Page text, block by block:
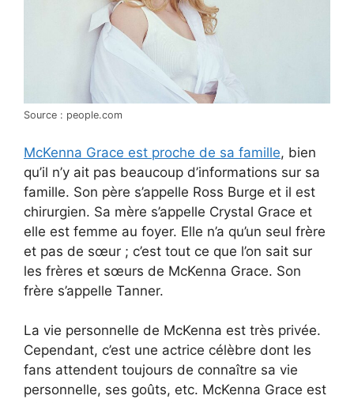
Source : people.com
McKenna Grace est proche de sa famille, bien
qu’il n’y ait pas beaucoup d’informations sur sa
famille. Son père s’appelle Ross Burge et il est
chirurgien. Sa mère s’appelle Crystal Grace et
elle est femme au foyer. Elle n’a qu’un seul frère
et pas de sœur ; c’est tout ce que l’on sait sur
les frères et sœurs de McKenna Grace. Son
frère s’appelle Tanner.
La vie personnelle de McKenna est très privée.
Cependant, c’est une actrice célèbre dont les
fans attendent toujours de connaître sa vie
personnelle, ses goûts, etc. McKenna Grace est